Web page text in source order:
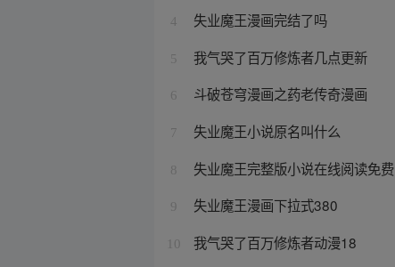
4 失业魔王漫画完结了吗
5 我气哭了百万修炼者几点更新
6 斗破苍穹漫画之药老传奇漫画
7 失业魔王小说原名叫什么
8 失业魔王完整版小说在线阅读免费
9 失业魔王漫画下拉式380
10 我气哭了百万修炼者动漫18